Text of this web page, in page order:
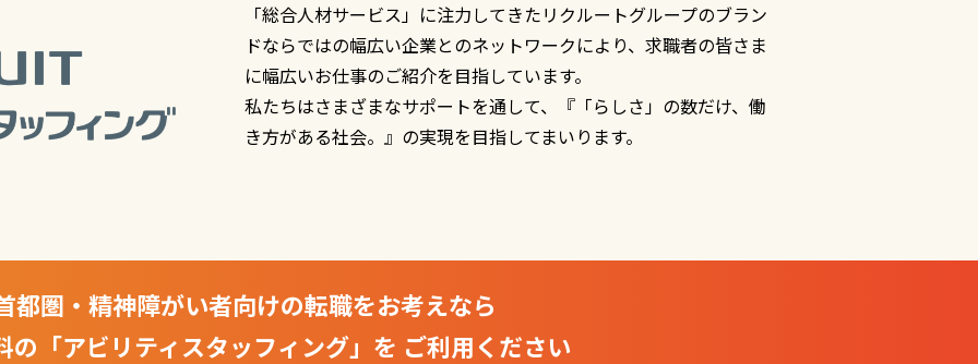
「総合人材サービス」に注力してきたリクルートグループのブラン
ドならではの幅広い企業とのネットワークにより、求職者の皆さま
に幅広いお仕事のご紹介を目指しています。
私たちはさまざまなサポートを通して、『「らしさ」の数だけ、働
き方がある社会。』の実現を目指してまいります。
都圏・精神障がい者向けの転職をお考えなら
の「アビリティスタッフィング」を ご利用ください